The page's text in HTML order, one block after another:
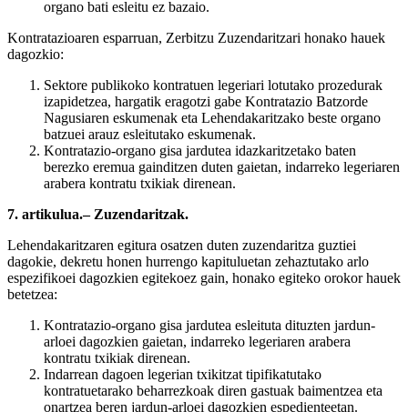
organo bati esleitu ez bazaio.
Kontratazioaren esparruan, Zerbitzu Zuzendaritzari honako hauek
dagozkio:
Sektore publikoko kontratuen legeriari lotutako prozedurak
izapidetzea, hargatik eragotzi gabe Kontratazio Batzorde
Nagusiaren eskumenak eta Lehendakaritzako beste organo
batzuei arauz esleitutako eskumenak.
Kontratazio-organo gisa jardutea idazkaritzetako baten
berezko eremua gainditzen duten gaietan, indarreko legeriaren
arabera kontratu txikiak direnean.
7. artikulua.– Zuzendaritzak.
Lehendakaritzaren egitura osatzen duten zuzendaritza guztiei
dagokie, dekretu honen hurrengo kapituluetan zehaztutako arlo
espezifikoei dagozkien egitekoez gain, honako egiteko orokor hauek
betetzea:
Kontratazio-organo gisa jardutea esleituta dituzten jardun-
arloei dagozkien gaietan, indarreko legeriaren arabera
kontratu txikiak direnean.
Indarrean dagoen legerian txikitzat tipifikatutako
kontratuetarako beharrezkoak diren gastuak baimentzea eta
onartzea beren jardun-arloei dagozkien espedienteetan.